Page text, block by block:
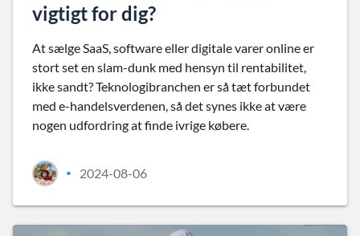
vigtigt for dig?
At sælge SaaS, software eller digitale varer online er
stort set en slam-dunk med hensyn til rentabilitet,
ikke sandt? Teknologibranchen er så tæt forbundet
med e-handelsverdenen, så det synes ikke at være
nogen udfordring at finde ivrige købere.
• 2024-08-06